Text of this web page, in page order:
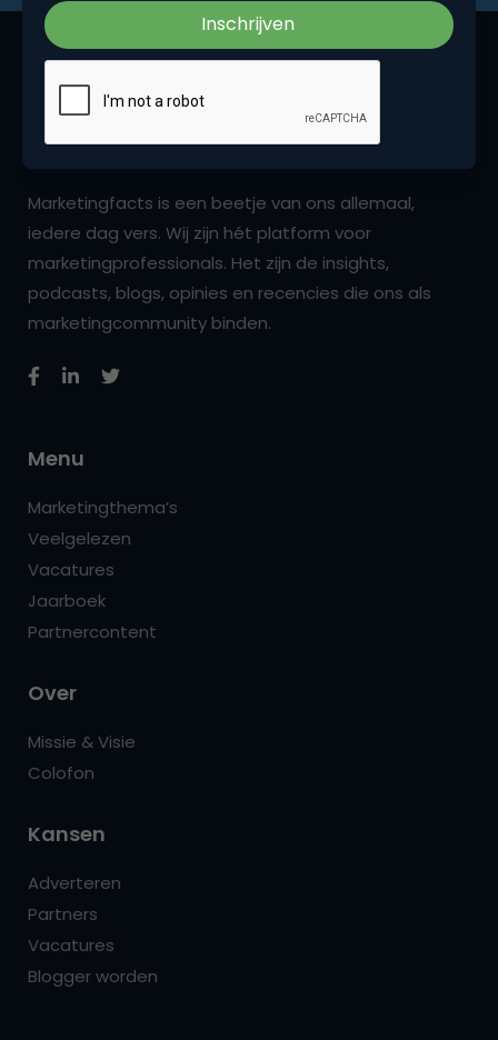
Marketingfacts is een beetje van ons allemaal,
iedere dag vers. Wij zijn hét platform voor
marketingprofessionals. Het zijn de insights,
podcasts, blogs, opinies en recencies die ons als
marketingcommunity binden.
Menu
Marketingthema’s
Veelgelezen
Vacatures
Jaarboek
Partnercontent
Over
Missie & Visie
Colofon
Kansen
Adverteren
Partners
Vacatures
Blogger worden